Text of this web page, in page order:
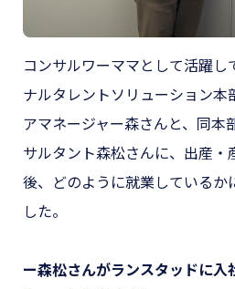
コンサルワーママとして活躍し
ナルタレントソリューション本
アマネージャー森さんと、同本
サルタント森松さんに、出産・
後、どのように就業しているか
した。
ー森松さんがランスタッドに入